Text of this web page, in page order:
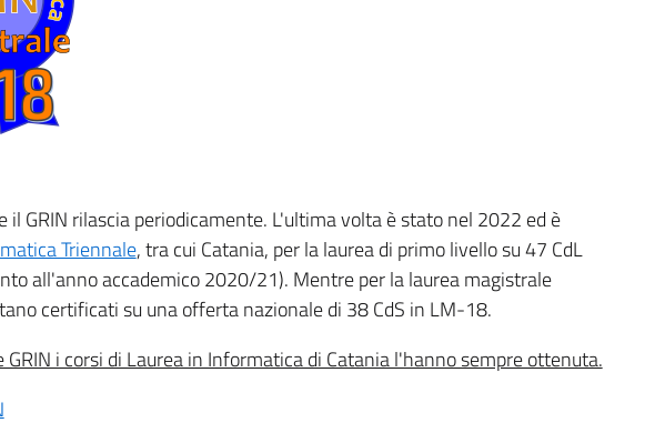
il GRIN rilascia periodicamente. L'ultima volta è stato nel 2022 ed è
Triennale, tra cui Catania, per la laurea di primo livello su 47 CdL
all'anno accademico 2020/21). Mentre per la laurea magistrale
certificati su una offerta nazionale di 38 CdS in LM-18.
i corsi di Laurea in Informatica di Catania l'hanno sempre ottenuta.